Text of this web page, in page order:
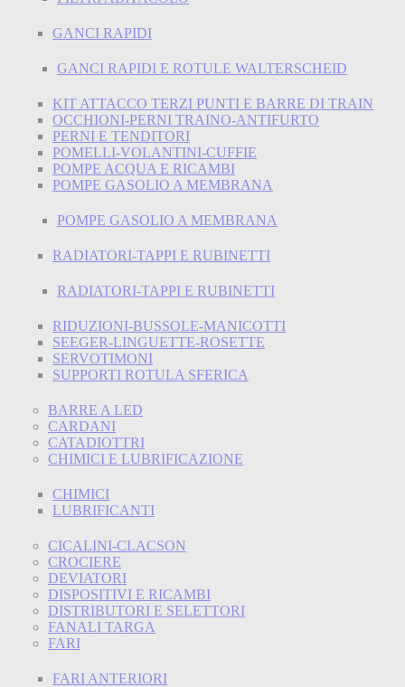
GANCI RAPIDI
GANCI RAPIDI E ROTULE WALTERSCHEID
KIT ATTACCO TERZI PUNTI E BARRE DI TRAIN
OCCHIONI-PERNI TRAINO-ANTIFURTO
PERNI E TENDITORI
POMELLI-VOLANTINI-CUFFIE
POMPE ACQUA E RICAMBI
POMPE GASOLIO A MEMBRANA
POMPE GASOLIO A MEMBRANA
RADIATORI-TAPPI E RUBINETTI
RADIATORI-TAPPI E RUBINETTI
RIDUZIONI-BUSSOLE-MANICOTTI
SEEGER-LINGUETTE-ROSETTE
SERVOTIMONI
SUPPORTI ROTULA SFERICA
BARRE A LED
CARDANI
CATADIOTTRI
CHIMICI E LUBRIFICAZIONE
CHIMICI
LUBRIFICANTI
CICALINI-CLACSON
CROCIERE
DEVIATORI
DISPOSITIVI E RICAMBI
DISTRIBUTORI E SELETTORI
FANALI TARGA
FARI
FARI ANTERIORI